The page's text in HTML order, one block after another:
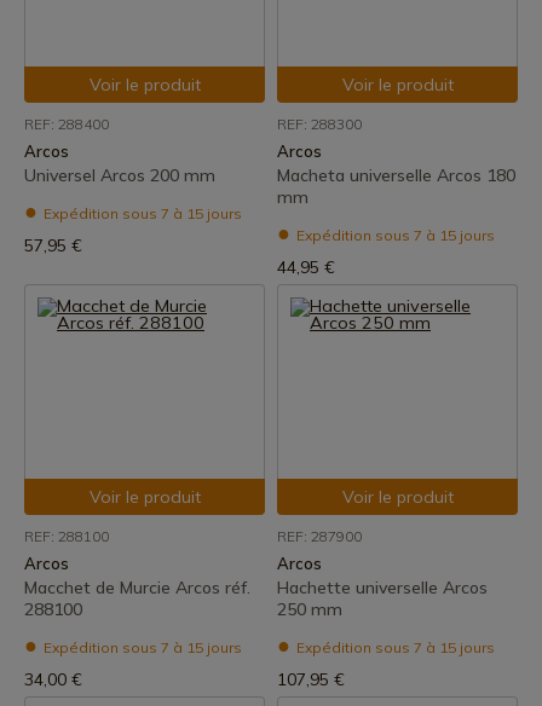
Voir le produit
REF: 288400
Arcos
Universel Arcos 200 mm
Expédition sous 7 à 15 jours
57,95 €
Voir le produit
REF: 288300
Arcos
Macheta universelle Arcos 180
mm
Expédition sous 7 à 15 jours
44,95 €
Voir le produit
REF: 288100
Arcos
Macchet de Murcie Arcos réf.
288100
Expédition sous 7 à 15 jours
34,00 €
Voir le produit
REF: 287900
Arcos
Hachette universelle Arcos
250 mm
Expédition sous 7 à 15 jours
107,95 €